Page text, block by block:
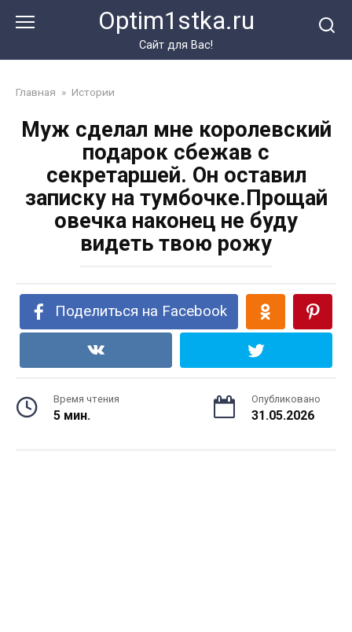
Optim1stka.ru
Сайт для Вас!
Главная » Истории
Муж сделал мне королевский
подарок сбежав с
секретаршей. Он оставил
записку на тумбочке.Прощай
овечка наконец не буду
видеть твою рожу
Поделиться на Facebook
Время чтения
5 мин.
Опубликовано
31.05.2026